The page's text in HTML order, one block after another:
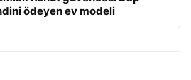
ödeyen ev modeli